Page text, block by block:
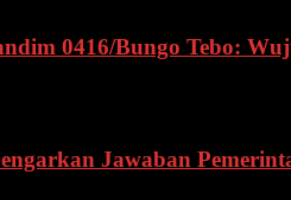
0416/Bungo Tebo:
Jawaban